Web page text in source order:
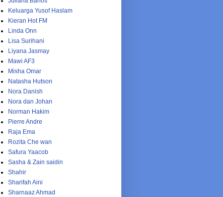
Keluarga Yusof Haslam
Kieran Hot FM
Linda Onn
Lisa Surihani
Liyana Jasmay
Mawi AF3
Misha Omar
Natasha Hutson
Nora Danish
Nora dan Johan
Norman Hakim
Pierre Andre
Raja Ema
Rozita Che wan
Safura Yaacob
Sasha & Zain saidin
Shahir
Sharifah Aini
Sharnaaz Ahmad